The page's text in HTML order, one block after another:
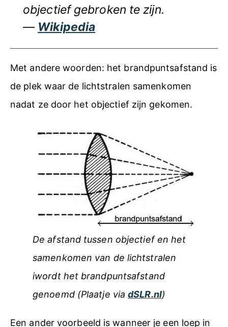
objectief gebroken te zijn.
Wikipedia
Met andere woorden: het brandpuntsafstand is
de plek waar de lichtstralen samenkomen
nadat ze door het objectief zijn gekomen.
De afstand tussen objectief en het
samenkomen van de lichtstralen
iwordt het brandpuntsafstand
genoemd (Plaatje viadSLR.nl)
Een ander voorbeeld is wanneer je een loep in